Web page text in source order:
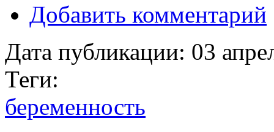
Добавить комментарий
Дата публикации: 03
Теги:
беременность